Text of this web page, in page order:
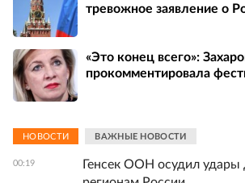
тревожное заявление о
«Это конец всего»:
прокомментировала
НОВОСТИ ВАЖНЫЕ НОВОСТИ
00:19
Генсек ООН осудил